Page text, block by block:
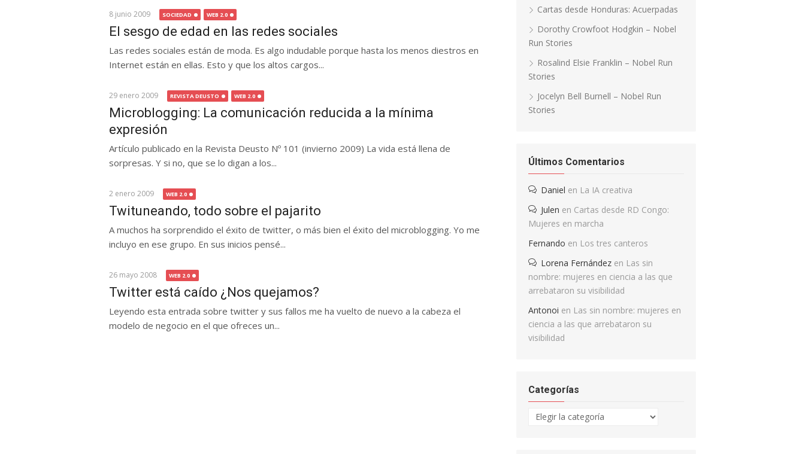
8 junio 2009 SOCIEDAD WEB 2.0
El sesgo de edad en las redes sociales
Las redes sociales están de moda. Es algo indudable porque hasta los menos diestros en
Internet están en ellas. Esto y que los altos cargos...
29 enero 2009 REVISTA DEUSTO WEB 2.0
Microblogging: La comunicación reducida a la mínima
expresión
Artículo publicado en la Revista Deusto Nº 101 (invierno 2009) La vida está llena de
sorpresas. Y si no, que se lo digan a los...
2 enero 2009 WEB 2.0
Twituneando, todo sobre el pajarito
A muchos ha sorprendido el éxito de twitter, o más bien el éxito del microblogging. Yo me
incluyo en ese grupo. En sus inicios pensé...
26 mayo 2008 WEB 2.0
Twitter está caído ¿Nos quejamos?
Leyendo esta entrada sobre twitter y sus fallos me ha vuelto de nuevo a la cabeza el
modelo de negocio en el que ofreces un...
Cartas desde Honduras: Acuerpadas
Dorothy Crowfoot Hodgkin – Nobel
Run Stories
Rosalind Elsie Franklin – Nobel Run
Stories
Jocelyn Bell Burnell – Nobel Run
Stories
Últimos Comentarios
Daniel en La IA creativa
Julen en Cartas desde RD Congo:
Mujeres en marcha
Fernando en Los tres canteros
Lorena Fernández en Las sin
nombre: mujeres en ciencia a las que
arrebataron su visibilidad
Antonoi en Las sin nombre: mujeres en
ciencia a las que arrebataron su
visibilidad
Categorías
Categorías